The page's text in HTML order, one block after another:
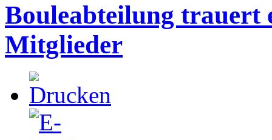
Bouleabteilung trauert
Mitglieder